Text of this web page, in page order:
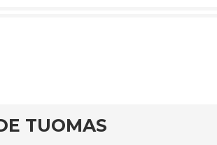
TUOMAS